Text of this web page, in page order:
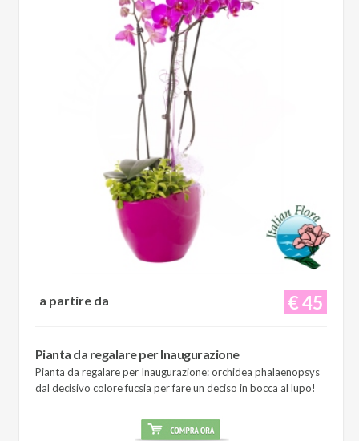
€ 45
a partire da
Pianta da regalare per Inaugurazione
Pianta da regalare per Inaugurazione: orchidea phalaenopsys
dal decisivo colore fucsia per fare un deciso in bocca al lupo!